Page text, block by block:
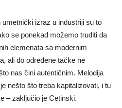
izraz u industriji su to
se ponekad možemo truditi da
elemenata sa modernim
ali do određene tačke ne
nas čini autentičnim. Melodija
nešto što treba kapitalizovati, i tu
– zaključio je Cetinski.